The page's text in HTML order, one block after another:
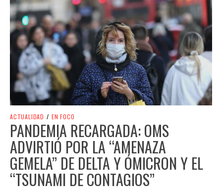
ACTUALIDAD / EN FOCO
PANDEMIA RECARGADA: OMS
ADVIRTIÓ POR LA “AMENAZA
GEMELA” DE DELTA Y ÓMICRON Y EL
“TSUNAMI DE CONTAGIOS”